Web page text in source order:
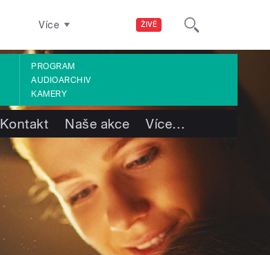
ŽIVĚ
Více
PROGRAM
AUDIOARCHIV
KAMERY
Kontakt Naše akce Více…